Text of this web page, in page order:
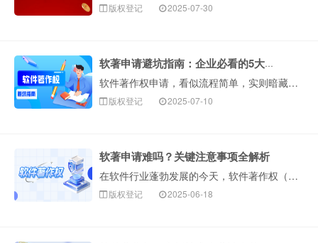
产权有限公司
版权登记 2025-07-30
软著申请避坑指南：企业必看的5大常见错误
软件著作权申请，看似流程简单，实则暗藏细节陷阱。根据构卓企服多年服务经验，超过95%的首次申请者都曾因疏忽导致驳回或延误，甚至影响项目申报和高新企业认···
版权登记 2025-07-10
软著申请难吗？关键注意事项全解析
在软件行业蓬勃发展的今天，软件著作权（简称“软著”）作为软件开发者重要的“知识产权身份证”，其重要性日···
版权登记 2025-06-18